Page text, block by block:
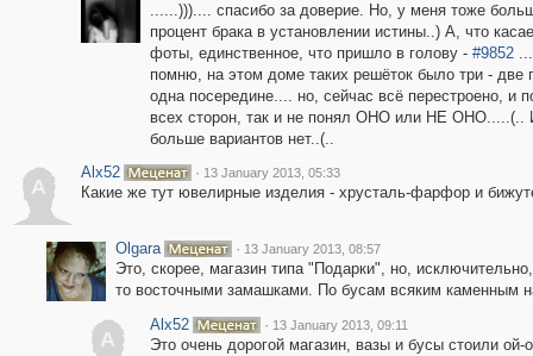
......))).... спасибо за доверие. Но, у меня тоже
процент брака в установлении истины..) А, что
фоты, единственное, что пришло в голову - #9852
помню, на этом доме таких решёток было три - две
одна посередине.... но, сейчас всё перестроено, и
всех сторон, так и не понял ОНО или НЕ ОНО.....(..
больше вариантов нет..(..
A
Alx52 · 13 January 2013, 05:33
Какие же тут ювелирные изделия - хрусталь-фарфор и
Olgara · 13 January 2013, 08:57
Это, скорее, магазин типа "Подарки", но,
то восточными замашками. По бусам всяким каменным
A
Alx52 · 13 January 2013, 09:11
Это очень дорогой магазин, вазы и бусы стоили